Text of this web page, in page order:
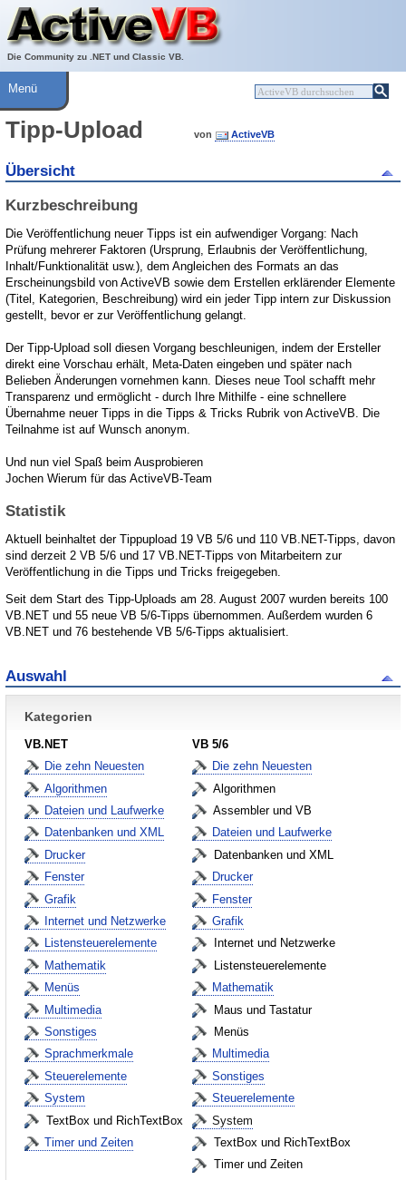
Die Community zu .NET und Classic VB.
Über ActiveVB
Hilfe
Menü
Tipp-Upload von ActiveVB
Übersicht
Kurzbeschreibung
Die Veröffentlichung neuer Tipps ist ein aufwendiger Vorgang: Nach
Prüfung mehrerer Faktoren (Ursprung, Erlaubnis der Veröffentlichung,
Inhalt/Funktionalität usw.), dem Angleichen des Formats an das
Erscheinungsbild von ActiveVB sowie dem Erstellen erklärender Elemente
(Titel, Kategorien, Beschreibung) wird ein jeder Tipp intern zur Diskussion
gestellt, bevor er zur Veröffentlichung gelangt.
Der Tipp-Upload soll diesen Vorgang beschleunigen, indem der Ersteller
direkt eine Vorschau erhält, Meta-Daten eingeben und später nach
Belieben Änderungen vornehmen kann. Dieses neue Tool schafft mehr
Transparenz und ermöglicht - durch Ihre Mithilfe - eine schnellere
Übernahme neuer Tipps in die Tipps & Tricks Rubrik von ActiveVB. Die
Teilnahme ist auf Wunsch anonym.
Und nun viel Spaß beim Ausprobieren
Jochen Wierum für das ActiveVB-Team
Statistik
Aktuell beinhaltet der Tippupload 19 VB 5/6 und 110 VB.NET-Tipps, davon
sind derzeit 2 VB 5/6 und 17 VB.NET-Tipps von Mitarbeitern zur
Veröffentlichung in die Tipps und Tricks freigegeben.
Seit dem Start des Tipp-Uploads am 28. August 2007 wurden bereits 100
VB.NET und 55 neue VB 5/6-Tipps übernommen. Außerdem wurden 6
VB.NET und 76 bestehende VB 5/6-Tipps aktualisiert.
Auswahl
Kategorien
VB.NET
Die zehn Neuesten
Algorithmen
Dateien und Laufwerke
Datenbanken und XML
Drucker
Fenster
Grafik
Internet und Netzwerke
Listensteuerelemente
Mathematik
Menüs
Multimedia
Sonstiges
Sprachmerkmale
Steuerelemente
System
TextBox und RichTextBox
Timer und Zeiten
VB 5/6
Die zehn Neuesten
Algorithmen
Assembler und VB
Dateien und Laufwerke
Datenbanken und XML
Drucker
Fenster
Grafik
Internet und Netzwerke
Listensteuerelemente
Mathematik
Maus und Tastatur
Menüs
Multimedia
Sonstiges
Steuerelemente
System
TextBox und RichTextBox
Timer und Zeiten